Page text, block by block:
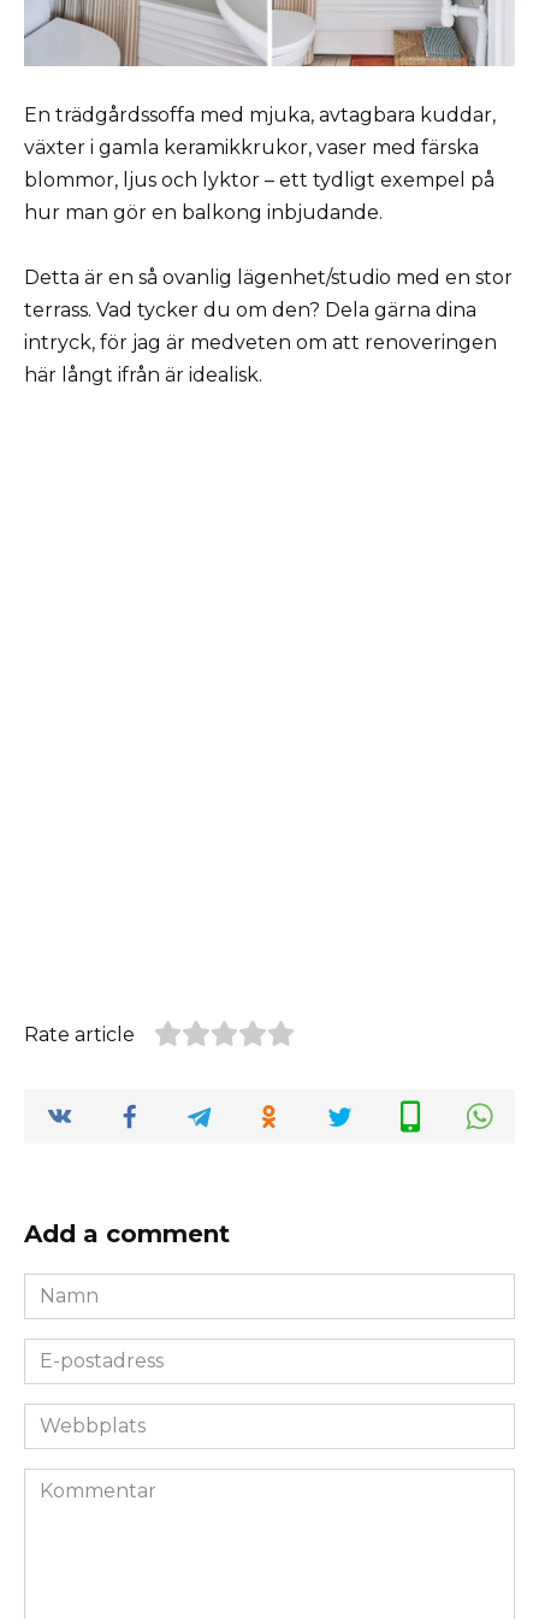
En trädgårdssoffa med mjuka, avtagbara kuddar,
växter i gamla keramikkrukor, vaser med färska
blommor, ljus och lyktor – ett tydligt exempel på
hur man gör en balkong inbjudande.
Detta är en så ovanlig lägenhet/studio med en stor
terrass. Vad tycker du om den? Dela gärna dina
intryck, för jag är medveten om att renoveringen
här långt ifrån är idealisk.
Rate article
Add a comment
Namn
*
E-
postadress
*Webbplats
Kommentar